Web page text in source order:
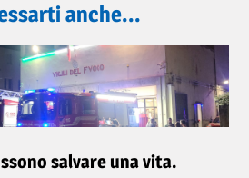
anche...
salvare una vita.